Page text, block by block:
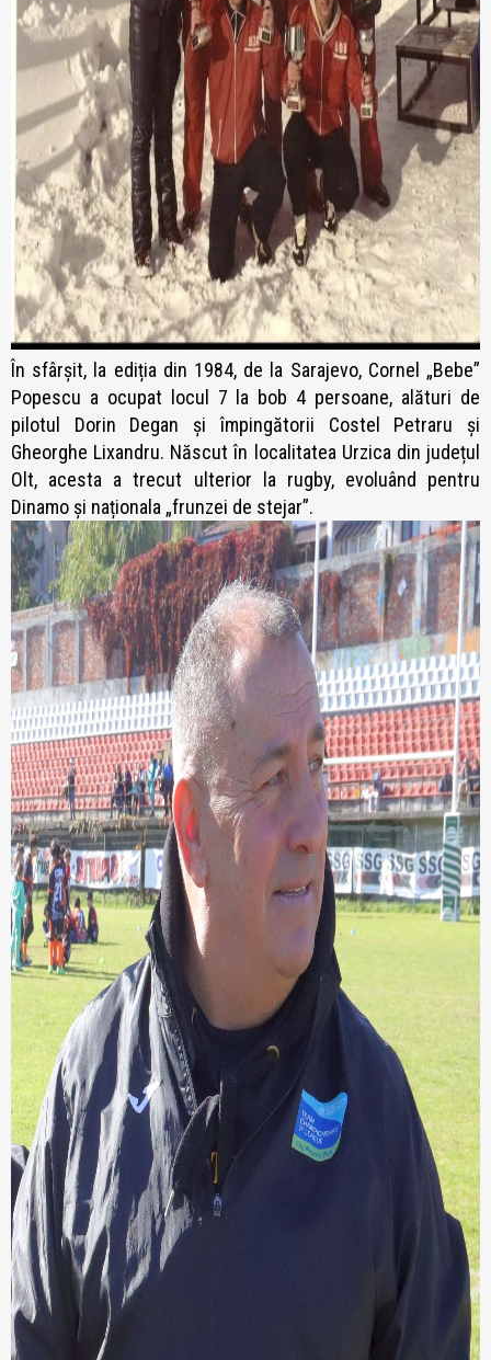
În sfârșit, la ediția din 1984, de la Sarajevo, Cornel „Bebe”
Popescu a ocupat locul 7 la bob 4 persoane, alături de
pilotul Dorin Degan și împingătorii Costel Petraru și
Gheorghe Lixandru. Născut în localitatea Urzica din județul
Olt, acesta a trecut ulterior la rugby, evoluând pentru
Dinamo și naționala „frunzei de stejar”.